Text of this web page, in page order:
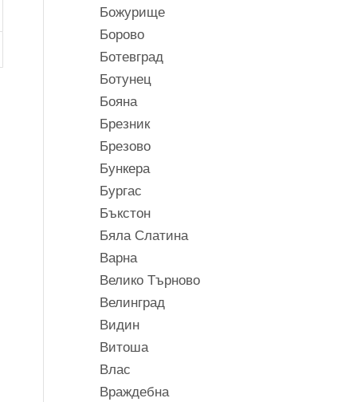
Божурище
Борово
Ботевград
Ботунец
Бояна
Брезник
Брезово
Бункера
Бургас
Бъкстон
Бяла Слатина
Варна
Велико Търново
Велинград
Видин
Витоша
Влас
Враждебна